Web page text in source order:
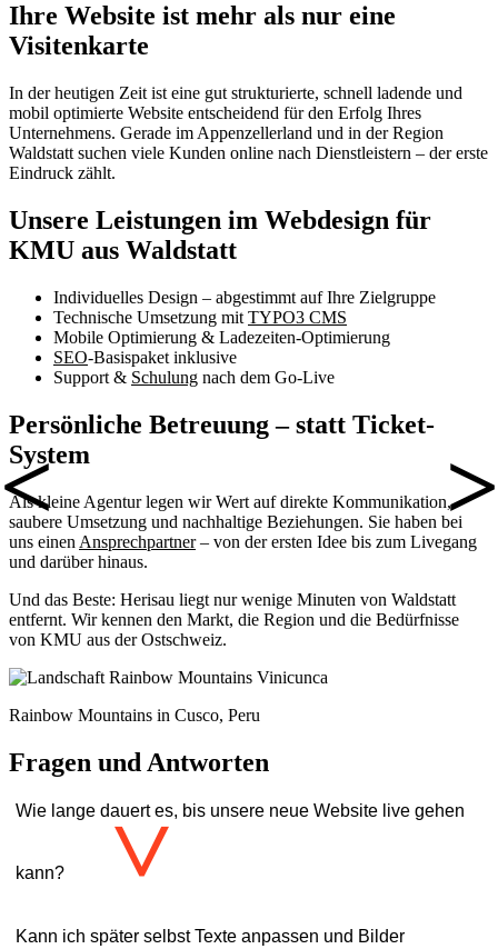
Ihre Website ist mehr als nur eine
Visitenkarte
In der heutigen Zeit ist eine gut strukturierte, schnell ladende und
mobil optimierte Website entscheidend für den Erfolg Ihres
Unternehmens. Gerade im Appenzellerland und in der Region
Waldstatt suchen viele Kunden online nach Dienstleistern – der erste
Eindruck zählt.
Unsere Leistungen im Webdesign für
KMU aus Waldstatt
Individuelles Design – abgestimmt auf Ihre Zielgruppe
Technische Umsetzung mit TYPO3 CMS
Mobile Optimierung & Ladezeiten-Optimierung
SEO-Basispaket inklusive
Support & Schulung nach dem Go-Live
Persönliche Betreuung – statt Ticket-
System
Als kleine Agentur legen wir Wert auf direkte Kommunikation,
saubere Umsetzung und nachhaltige Beziehungen. Sie haben bei
uns einen Ansprechpartner– von der ersten Idee bis zum Livegang
und darüber hinaus.
Und das Beste: Herisau liegt nur wenige Minuten von Waldstatt
entfernt. Wir kennen den Markt, die Region und die Bedürfnisse
von KMU aus der Ostschweiz.
Rainbow Mountains in Cusco, Peru
Fragen und Antworten
Wie lange dauert es, bis unsere neue Website live gehen
kann? >
Das hängt ganz vom Umfang der Website ab. In der Regel planen
Kann ich später selbst Texte anpassen und Bilder